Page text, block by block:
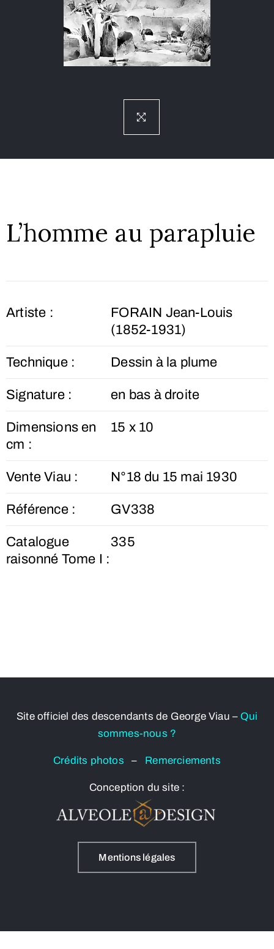
L’homme au parapluie
Artiste :
FORAIN Jean-Louis
(1852-1931)
Technique : Dessin à la plume
Signature : en bas à droite
Dimensions en
cm :
15 x 10
Vente Viau : N°18 du 15 mai 1930
Référence : GV338
Catalogue
raisonné Tome I :
335
Site officiel des descendants de George Viau – Qui
sommes-nous ?
Crédits photos– Remerciements
Conception du site :
Mentions légales